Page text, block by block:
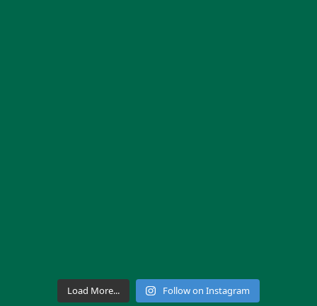
Load More... Follow on Instagram